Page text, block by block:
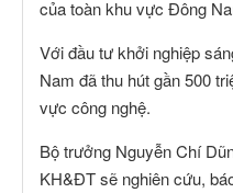
của toàn khu vực Đông
Với đầu tư khởi nghiệp
Nam đã thu hút gần 500
vực công nghệ.
Bộ trưởng Nguyễn Chí
KH&ĐT sẽ nghiên cứu,